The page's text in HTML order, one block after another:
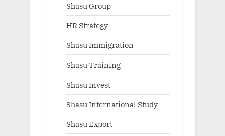
Shasu Group
HR Strategy
Shasu Immigration
Shasu Training
Shasu Invest
Shasu International Study
Shasu Export